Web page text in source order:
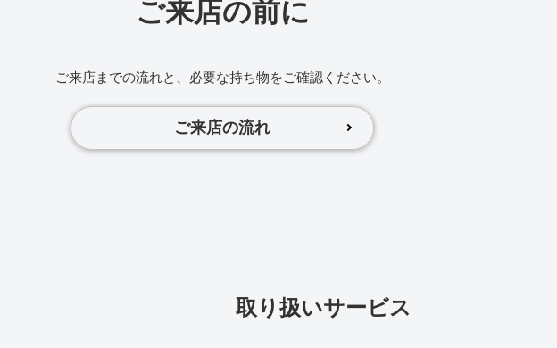
ご来店の前に
ご来店までの流れと、必要な持ち物をご確認ください。
ご来店の流れ
取り扱いサービス